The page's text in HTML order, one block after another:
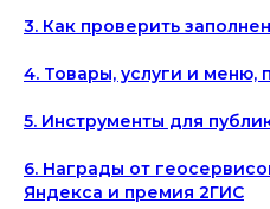
3. Как проверить
4. Товары, услуги и меню,
5. Инструменты для
6. Награды от
Яндекса и премия 2ГИС